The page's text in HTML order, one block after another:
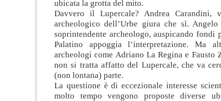
ubicata la grotta del mito.
Davvero il Lupercale? Andrea Carandini,
archeologico dell’Urbe giura che sì.
soprintendente archeologo, auspicando fondi
Palatino appoggia l’interpretazione. Ma
archeologi come Adriano La Regina e Fausto
non si tratta affatto del Lupercale, che va
(non lontana) parte.
La questione è di eccezionale interesse
molto tempo vengono proposte diverse